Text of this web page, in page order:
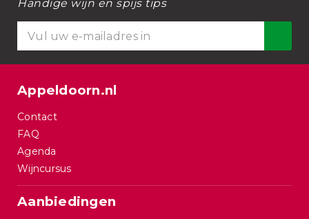
Handige wijn en spijs tips
Appeldoorn.nl
Contact
FAQ
Agenda
Wijncursus
Aanbiedingen